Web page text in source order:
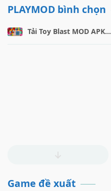
PLAYMOD bình chọn
Tải Toy Blast MOD APK v17566 (Vô Hạn Tiền, Booster) Miễn Phí
Game đề xuất